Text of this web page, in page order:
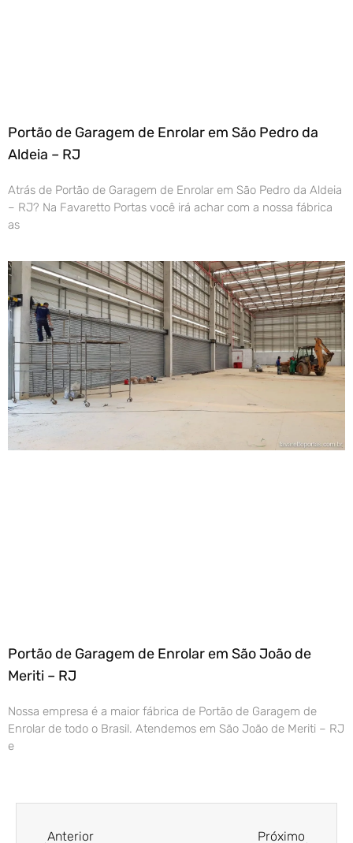
Portão de Garagem de Enrolar em São Pedro da
Aldeia – RJ
Atrás de Portão de Garagem de Enrolar em São Pedro da Aldeia
– RJ? Na Favaretto Portas você irá achar com a nossa fábrica
as
Portão de Garagem de Enrolar em São João de
Meriti – RJ
Nossa empresa é a maior fábrica de Portão de Garagem de
Enrolar de todo o Brasil. Atendemos em São João de Meriti – RJ
e
Anterior Próximo